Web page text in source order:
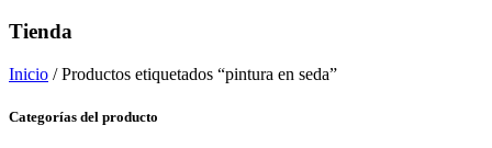
Tienda
Inicio / Productos etiquetados “pintura en seda”
Categorías del producto